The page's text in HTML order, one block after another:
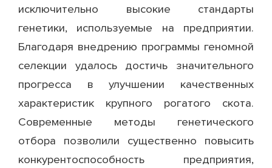
исключительно высокие стандарты
генетики, используемые на предприятии.
Благодаря внедрению программы геномной
селекции удалось достичь значительного
прогресса в улучшении качественных
характеристик крупного рогатого скота.
Современные методы генетического
отбора позволили существенно повысить
конкурентоспособность предприятия,